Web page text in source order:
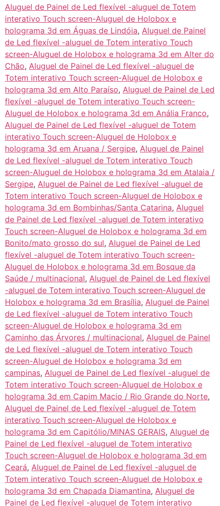
Aluguel de Painel de Led flexível -aluguel de Totem
interativo Touch screen-Aluguel de Holobox e
holograma 3d em Águas de Lindóia, Aluguel de Painel
de Led flexível -aluguel de Totem interativo Touch
screen-Aluguel de Holobox e holograma 3d em Alter do
Chão, Aluguel de Painel de Led flexível -aluguel de
Totem interativo Touch screen-Aluguel de Holobox e
holograma 3d em Alto Paraíso, Aluguel de Painel de Led
flexível -aluguel de Totem interativo Touch screen-
Aluguel de Holobox e holograma 3d em Anália Franco,
Aluguel de Painel de Led flexível -aluguel de Totem
interativo Touch screen-Aluguel de Holobox e
holograma 3d em Aruana / Sergipe, Aluguel de Painel
de Led flexível -aluguel de Totem interativo Touch
screen-Aluguel de Holobox e holograma 3d em Atalaia /
Sergipe, Aluguel de Painel de Led flexível -aluguel de
Totem interativo Touch screen-Aluguel de Holobox e
holograma 3d em Bombinhas/Santa Catarina, Aluguel
de Painel de Led flexível -aluguel de Totem interativo
Touch screen-Aluguel de Holobox e holograma 3d em
Bonito/mato grosso do sul, Aluguel de Painel de Led
flexível -aluguel de Totem interativo Touch screen-
Aluguel de Holobox e holograma 3d em Bosque da
Saúde / multinacional, Aluguel de Painel de Led flexível
-aluguel de Totem interativo Touch screen-Aluguel de
Holobox e holograma 3d em Brasília, Aluguel de Painel
de Led flexível -aluguel de Totem interativo Touch
screen-Aluguel de Holobox e holograma 3d em
Caminho das Árvores / multinacional, Aluguel de Painel
de Led flexível -aluguel de Totem interativo Touch
screen-Aluguel de Holobox e holograma 3d em
campinas, Aluguel de Painel de Led flexível -aluguel de
Totem interativo Touch screen-Aluguel de Holobox e
holograma 3d em Capim Macio / Rio Grande do Norte,
Aluguel de Painel de Led flexível -aluguel de Totem
interativo Touch screen-Aluguel de Holobox e
holograma 3d em Capitólio/MINAS GERAIS, Aluguel de
Painel de Led flexível -aluguel de Totem interativo
Touch screen-Aluguel de Holobox e holograma 3d em
Ceará, Aluguel de Painel de Led flexível -aluguel de
Totem interativo Touch screen-Aluguel de Holobox e
holograma 3d em Chapada Diamantina, Aluguel de
Painel de Led flexível -aluguel de Totem interativo